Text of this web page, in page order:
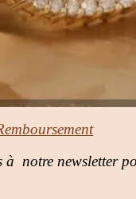
à notre newsletter